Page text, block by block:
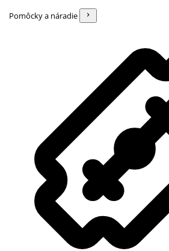
Pomôcky a náradie